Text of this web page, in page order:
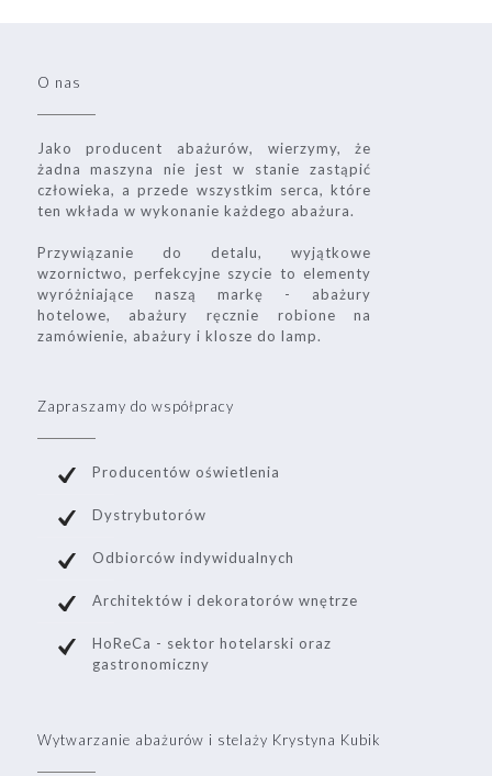
O nas
Jako producent abażurów, wierzymy, że
żadna maszyna nie jest w stanie zastąpić
człowieka, a przede wszystkim serca, które
ten wkłada w wykonanie każdego abażura.
Przywiązanie do detalu, wyjątkowe
wzornictwo, perfekcyjne szycie to elementy
wyróżniające naszą markę - abażury
hotelowe, abażury ręcznie robione na
zamówienie, abażury i klosze do lamp.
Zapraszamy do współpracy
Producentów oświetlenia
Dystrybutorów
Odbiorców indywidualnych
Architektów i dekoratorów wnętrze
HoReCa - sektor hotelarski oraz
gastronomiczny
Wytwarzanie abażurów i stelaży Krystyna Kubik